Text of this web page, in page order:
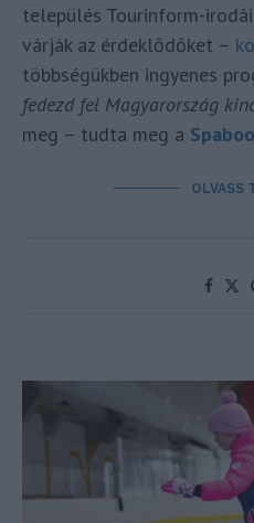
település Tourinform-
várják az érdeklődőket –
többségükben ingyenes
fedezd fel Magyarország
meg – tudta meg a
OLVASS